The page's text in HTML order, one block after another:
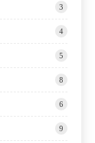
3
4
5
8
6
9